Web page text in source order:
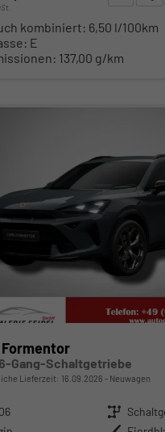
kombiniert: 6,50 l/100km
E
137,00 g/km
6-Gang-Schaltgetriebe
Lieferzeit: 16.09.2026 Neuwagen
Getriebe